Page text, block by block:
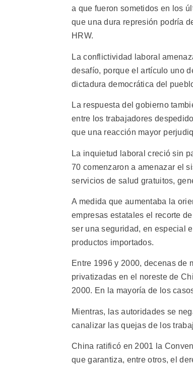
a que fueron sometidos en los
que una dura represión podría
HRW.
La conflictividad laboral
desafío, porque el artículo
dictadura democrática del
La respuesta del gobierno
entre los trabajadores
que una reacción mayor
La inquietud laboral creció sin
70 comenzaron a amenazar el
servicios de salud gratuitos,
A medida que aumentaba la
empresas estatales el recorte
ser una seguridad, en especial
productos importados.
Entre 1996 y 2000, decenas de
privatizadas en el noreste de
2000. En la mayoría de los
Mientras, las autoridades se
canalizar las quejas de los
China ratificó en 2001 la
que garantiza, entre otros, el